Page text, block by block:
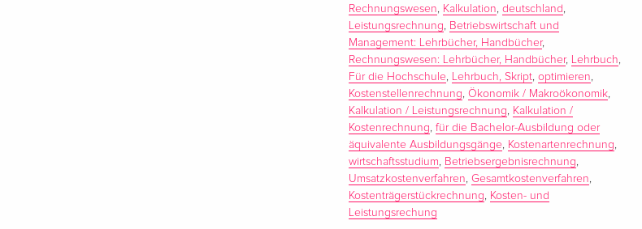
Rechnungswesen, Kalkulation,deutschland ,
Leistungsrechnung, Betriebswirtschaft und
Management: Lehrbücher, Handbücher,
Rechnungswesen: Lehrbücher, Handbücher, Lehrbuch,
Für die Hochschule, Lehrbuch, Skript,optimieren,
Kostenstellenrechnung,Ökonomik / Makroökonomik,
Kalkulation / Leistungsrechnung, Kalkulation /
Kostenrechnung,für die Bachelor-Ausbildung oder
äquivalente Ausbildungsgänge, Kostenartenrechnung,
wirtschaftsstudium, Betriebsergebnisrechnung,
Umsatzkostenverfahren,Gesamtkostenverfahren,
Kostenträgerstückrechnung, Kosten- und
Leistungsrechung